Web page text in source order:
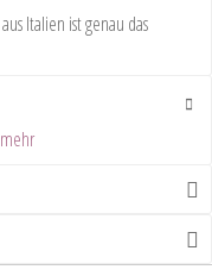
Italien ist genau das
mehr